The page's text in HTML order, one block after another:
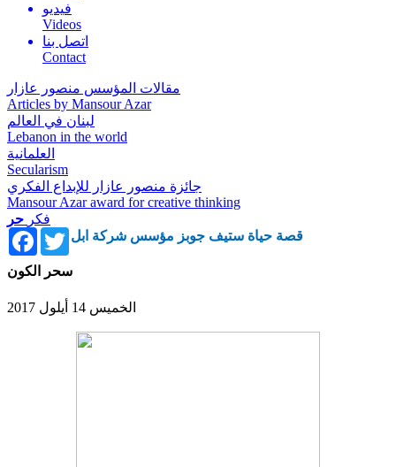
فيديو
Videos
اتصل بنا
Contact
مقالات المؤسس منصور عازار
Articles by Mansour Azar
لبنان في العالم
Lebanon in the world
العلمانية
Secularism
جائزة منصور عازار للإبداع الفكري
Mansour Azar award for creative thinking
فكر حر
FacebookTwitter
قصة حياة ستيف جوبز مؤسس شركة ابل
سحر الكون
الخميس 14 أيلول 2017